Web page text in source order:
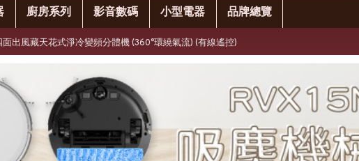
廚房系列 影音數碼 小型電器 品牌總覽
出風藏天花式淨冷變頻分體機 (360°環繞氣流) (有線遙控)